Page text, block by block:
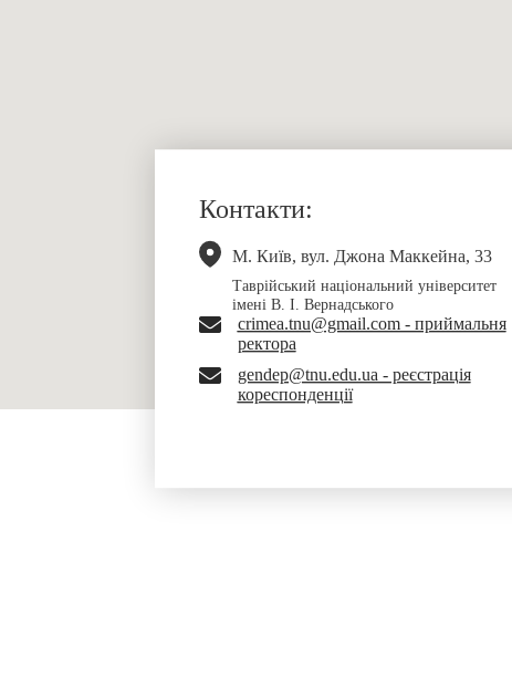
Контакти:
М. Київ, вул. Джона Маккейна, 33
Таврійський національний університет
імені В. І. Вернадського
crimea.tnu@gmail.com - приймальня
ректора
gendep@tnu.edu.ua - реєстрація
кореспонденції